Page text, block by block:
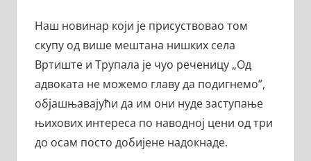
Наш новинар који је присуствовао том
скупу од више мештана нишких села
Вртиште и Трупала је чуо реченицу „Од
адвоката не можемо главу да подигнемо”,
објашњавајући да им они нуде заступање
њихових интереса по наводној цени од три
до осам посто добијене надокнаде.